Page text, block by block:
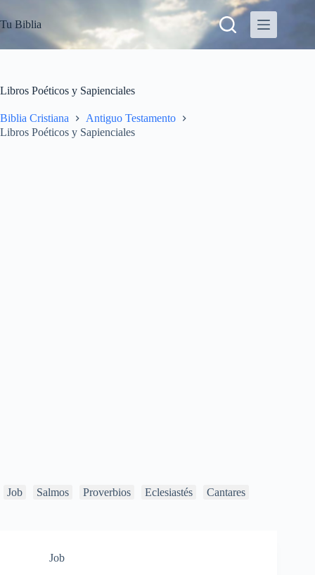
a
t
a
c
n
Tu Biblia
Libros Poéticos y Sapienciales
Biblia Cristiana
Antiguo Testamento
Libros Poéticos y Sapienciales
Job Salmos Proverbios Eclesiastés Cantares
Job